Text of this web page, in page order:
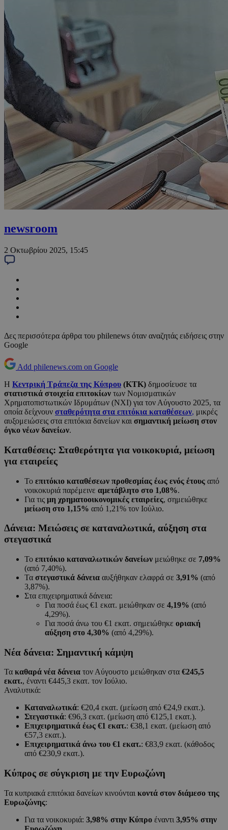
newsroom
2 Οκτωβρίου 2025, 15:45
Δες περισσότερα άρθρα του philenews όταν αναζητάς ειδήσεις στην
Google
Add philenews.com on Google
Η Κεντρική Τράπεζα της Κύπρου (ΚΤΚ) δημοσίευσε τα
στατιστικά στοιχεία επιτοκίων των Νομισματικών
Χρηματοπιστωτικών Ιδρυμάτων (ΝΧΙ) για τον Αύγουστο 2025, τα
οποία δείχνουν σταθερότητα στα επιτόκια καταθέσεων, μικρές
αυξομειώσεις στα επιτόκια δανείων και σημαντική μείωση στον
όγκο νέων δανείων.
Καταθέσεις: Σταθερότητα για νοικοκυριά, μείωση
για εταιρείες
Το επιτόκιο καταθέσεων προθεσμίας έως ενός έτους από
νοικοκυριά παρέμεινε αμετάβλητο στο 1,08%.
Για τις μη χρηματοοικονομικές εταιρείες, σημειώθηκε
μείωση στο 1,15% από 1,21% τον Ιούλιο.
Δάνεια: Μειώσεις σε καταναλωτικά, αύξηση στα
στεγαστικά
Το επιτόκιο καταναλωτικών δανείων μειώθηκε σε 7,09%
(από 7,40%).
Τα στεγαστικά δάνεια αυξήθηκαν ελαφρά σε 3,91% (από
3,87%).
Στα επιχειρηματικά δάνεια:
Για ποσά έως €1 εκατ. μειώθηκαν σε 4,19% (από
4,29%).
Για ποσά άνω του €1 εκατ. σημειώθηκε οριακή
αύξηση στο 4,30% (από 4,29%).
Νέα δάνεια: Σημαντική κάμψη
Τα καθαρά νέα δάνεια τον Αύγουστο μειώθηκαν στα €245,5
εκατ., έναντι €445,3 εκατ. τον Ιούλιο.
Αναλυτικά:
Καταναλωτικά: €20,4 εκατ. (μείωση από €24,9 εκατ.).
Στεγαστικά: €96,3 εκατ. (μείωση από €125,1 εκατ.).
Επιχειρηματικά έως €1 εκατ.: €38,1 εκατ. (μείωση από
€57,3 εκατ.).
Επιχειρηματικά άνω του €1 εκατ.: €83,9 εκατ. (κάθοδος
από €230,9 εκατ.).
Κύπρος σε σύγκριση με την Ευρωζώνη
Τα κυπριακά επιτόκια δανείων κινούνται κοντά στον διάμεσο της
Ευρωζώνης:
Για τα νοικοκυριά: 3,98% στην Κύπρο έναντι 3,95% στην